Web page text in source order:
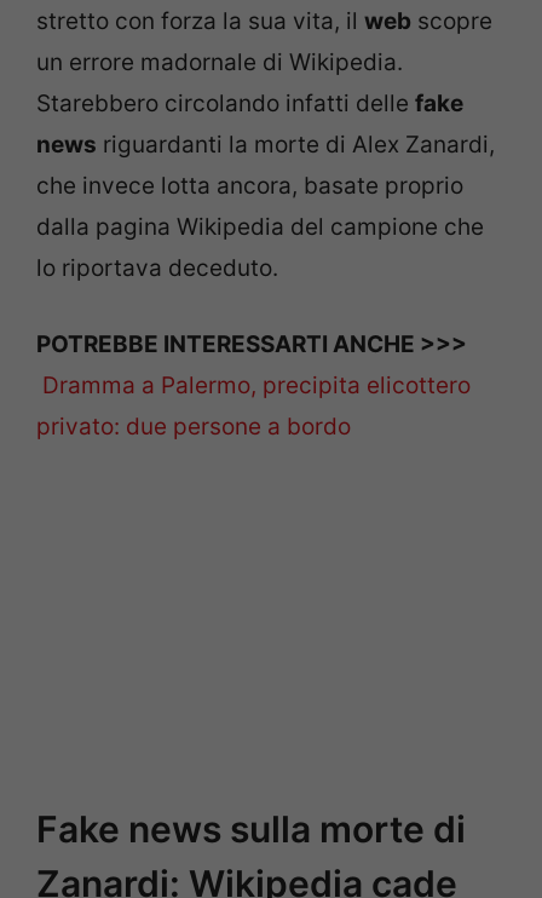
stretto con forza la sua vita, il web scopre
un errore madornale di Wikipedia.
Starebbero circolando infatti delle fake
news riguardanti la morte di Alex Zanardi,
che invece lotta ancora, basate proprio
dalla pagina Wikipedia del campione che
lo riportava deceduto.
POTREBBE INTERESSARTI ANCHE >>>
Dramma a Palermo, precipita elicottero
privato: due persone a bordo
Fake news sulla morte di
Zanardi: Wikipedia cade